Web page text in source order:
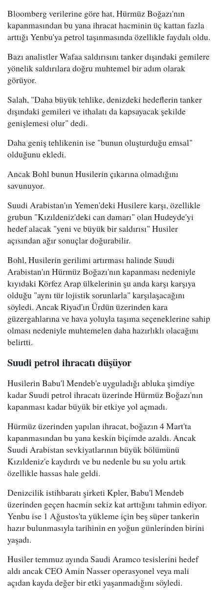
Bloomberg verilerine göre hat, Hürmüz Boğazı'nın
kapanmasından bu yana ihracat hacminin üç kattan fazla
arttığı Yenbu'ya petrol taşınmasında özellikle faydalı oldu.
Bazı analistler Wafaa saldırısını tanker dışındaki gemilere
yönelik saldırılara doğru muhtemel bir adım olarak
görüyor.
Salah, "Daha büyük tehlike, denizdeki hedeflerin tanker
dışındaki gemileri ve ithalatı da kapsayacak şekilde
genişlemesi olur" dedi.
Daha geniş tehlikenin ise "bunun oluşturduğu emsal"
olduğunu ekledi.
Ancak Bohl bunun Husilerin çıkarına olmadığını
savunuyor.
Suudi Arabistan'ın Yemen'deki Husilere karşı, özellikle
grubun "Kızıldeniz'deki can damarı" olan Hudeyde'yi
hedef alacak "yeni ve büyük bir saldırısı" Husiler
açısından ağır sonuçlar doğurabilir.
Bohl, Husilerin gerilimi artırması halinde Suudi
Arabistan'ın Hürmüz Boğazı'nın kapanması nedeniyle
kıyıdaki Körfez Arap ülkelerinin şu anda karşı karşıya
olduğu "aynı tür lojistik sorunlarla" karşılaşacağını
söyledi. Ancak Riyad'ın Ürdün üzerinden kara
güzergahlarına ve hava yoluyla taşıma seçeneklerine sahip
olması nedeniyle muhtemelen daha hazırlıklı olacağını
belirtti.
Suudi petrol ihracatı düşüyor
Husilerin Babu'l Mendeb'e uyguladığı abluka şimdiye
kadar Suudi petrol ihracatı üzerinde Hürmüz Boğazı'nın
kapanması kadar büyük bir etkiye yol açmadı.
Hürmüz üzerinden yapılan ihracat, boğazın 4 Mart'ta
kapanmasından bu yana keskin biçimde azaldı. Ancak
Suudi Arabistan sevkiyatlarının büyük bölümünü
Kızıldeniz'e kaydırdı ve bu nedenle bu su yolu artık
özellikle hassas hale geldi.
Denizcilik istihbaratı şirketi Kpler, Babu'l Mendeb
üzerinden geçen hacmin sekiz kat arttığını tahmin ediyor.
Yenbu ise 1 Ağustos'ta yükleme için beş süper tankerin
hazır bulunmasıyla tarihinin en yoğun günlerinden birini
yaşadı.
Husiler temmuz ayında Saudi Aramco tesislerini hedef
aldı ancak CEO Amin Nasser operasyonel veya mali
açıdan kayda değer bir etki yaşanmadığını söyledi.